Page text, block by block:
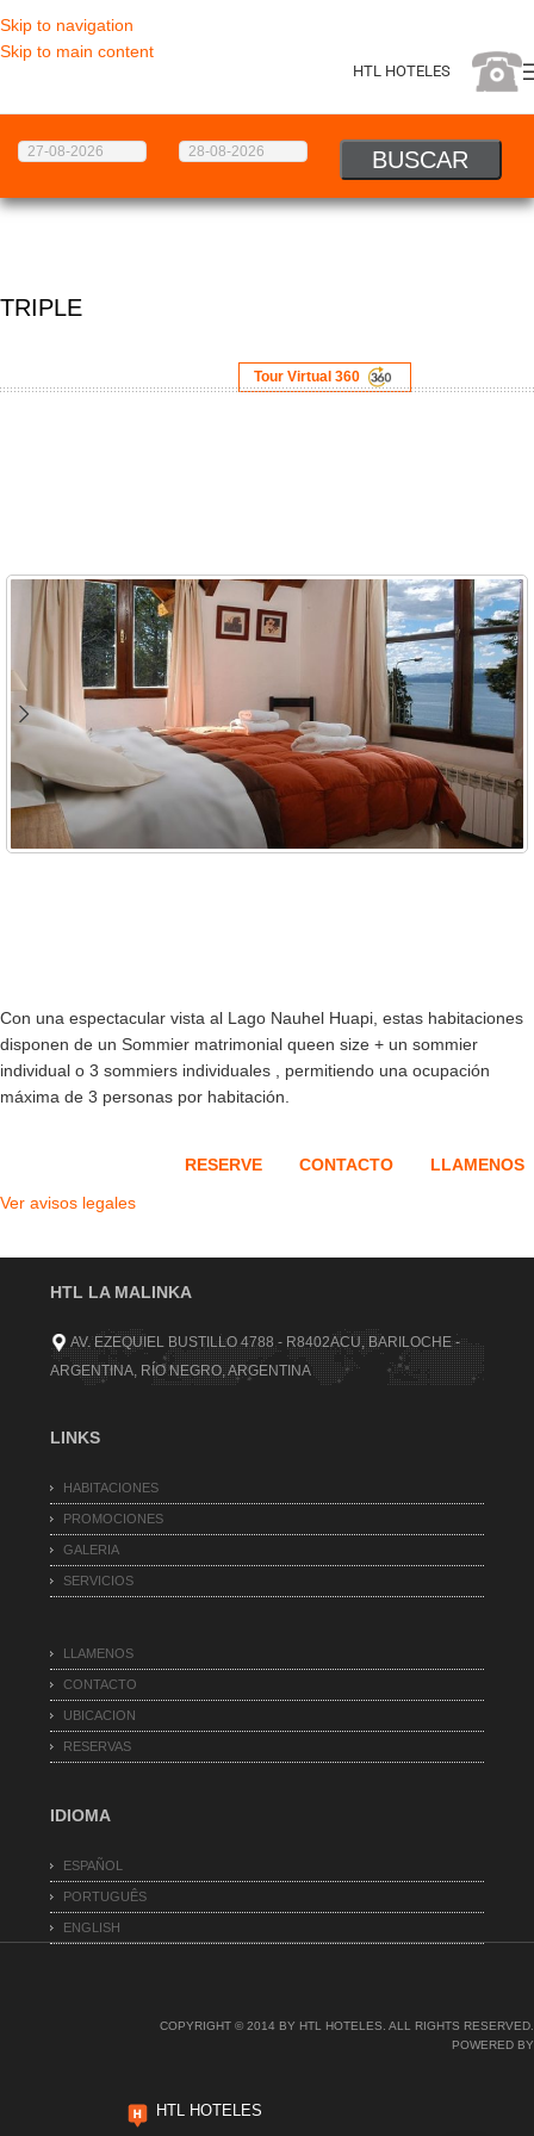
Skip to navigation
Skip to main content
HTL HOTELES
TRIPLE
Tour Virtual 360
Con una espectacular vista al Lago Nauhel Huapi, estas habitaciones
disponen de un Sommier matrimonial queen size + un sommier
individual o 3 sommiers individuales , permitiendo una ocupación
máxima de 3 personas por habitación.
RESERVE CONTACTO
LLAMENOS
Ver avisos legales
HTL LA MALINKA
AV. EZEQUIEL BUSTILLO 4788 - R8402ACU, BARILOCHE -
ARGENTINA, RÍO NEGRO, ARGENTINA
LINKS
HABITACIONES
PROMOCIONES
GALERIA
SERVICIOS
LLAMENOS
CONTACTO
UBICACION
RESERVAS
IDIOMA
ESPAÑOL
PORTUGUÊS
ENGLISH
COPYRIGHT © 2014 BY HTL HOTELES. ALL RIGHTS RESERVED.
POWERED BY
HTL HOTELES